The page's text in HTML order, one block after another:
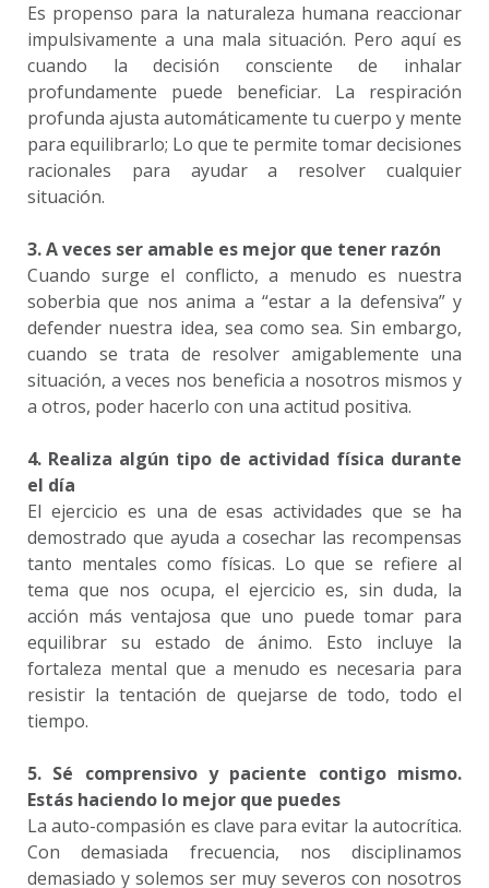
Es propenso para la naturaleza humana reaccionar
impulsivamente a una mala situación. Pero aquí es
cuando la decisión consciente de inhalar
profundamente puede beneficiar. La respiración
profunda ajusta automáticamente tu cuerpo y mente
para equilibrarlo; Lo que te permite tomar decisiones
racionales para ayudar a resolver cualquier
situación.
3. A veces ser amable es mejor que tener razón
Cuando surge el conflicto, a menudo es nuestra
soberbia que nos anima a “estar a la defensiva” y
defender nuestra idea, sea como sea. Sin embargo,
cuando se trata de resolver amigablemente una
situación, a veces nos beneficia a nosotros mismos y
a otros, poder hacerlo con una actitud positiva.
4. Realiza algún tipo de actividad física durante
el día
El ejercicio es una de esas actividades que se ha
demostrado que ayuda a cosechar las recompensas
tanto mentales como físicas. Lo que se refiere al
tema que nos ocupa, el ejercicio es, sin duda, la
acción más ventajosa que uno puede tomar para
equilibrar su estado de ánimo. Esto incluye la
fortaleza mental que a menudo es necesaria para
resistir la tentación de quejarse de todo, todo el
tiempo.
5. Sé comprensivo y paciente contigo mismo.
Estás haciendo lo mejor que puedes
La auto-compasión es clave para evitar la autocrítica.
Con demasiada frecuencia, nos disciplinamos
demasiado y solemos ser muy severos con nosotros